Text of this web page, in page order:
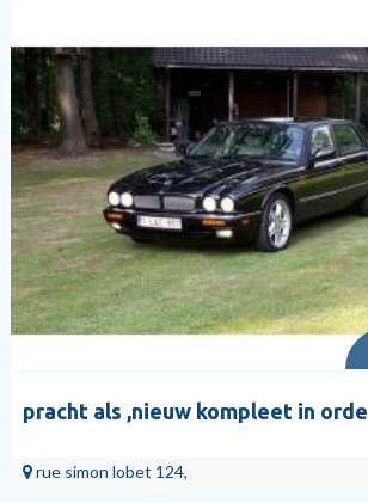
pracht als ,nieuw kompleet in orde
rue simon lobet 124,